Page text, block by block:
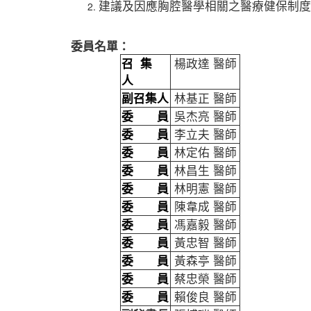
建議及因應胸腔醫學相關之醫療健保制
委員名單：
召 集
人
楊政達 醫師
副召集人 林基正 醫師
委 員 吳杰亮 醫師
委 員 李立夫 醫師
委 員 林定佑 醫師
委 員 林昌生 醫師
委 員 林明憲 醫師
委 員
陳韋成 醫師
委 員 馮嘉毅 醫師
委 員 黃忠智 醫師
委 員 黃森亭 醫師
委 員 蔡忠榮 醫師
委 員 賴俊良 醫師